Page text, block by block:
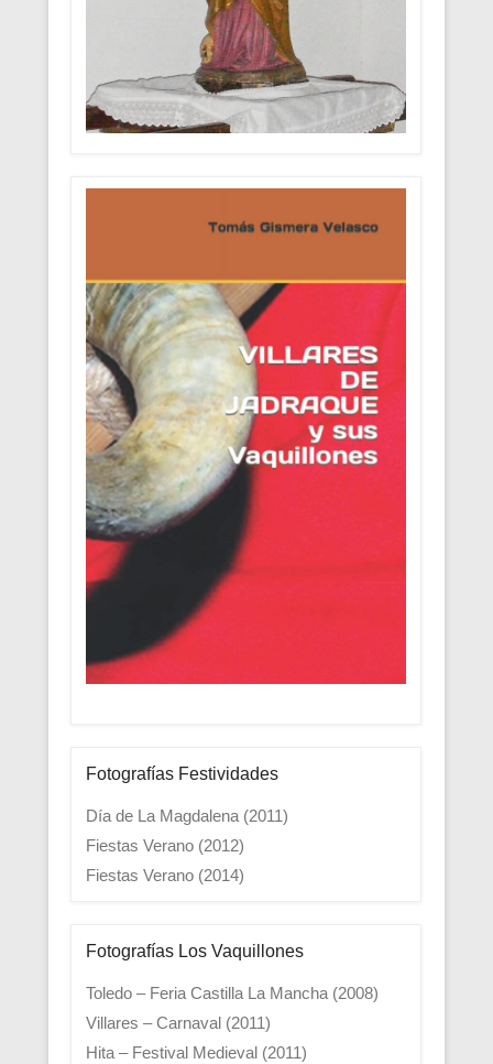
Fotografías Festividades
Día de La Magdalena (2011)
Fiestas Verano (2012)
Fiestas Verano (2014)
Fotografías Los Vaquillones
Toledo – Feria Castilla La Mancha (2008)
Villares – Carnaval (2011)
Hita – Festival Medieval (2011)